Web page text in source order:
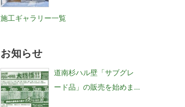
施工ギャラリー一覧
お知らせ
道南杉ハル壁「サブグレ
ード品」の販売を始めま